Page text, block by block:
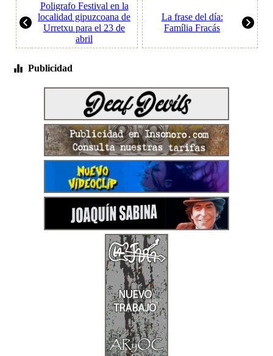
Poligrafo Festival en la
localidad gipuzcoana de
Urretxu para el 23 de
abril
La frase del día:
Família Fracás
Publicidad